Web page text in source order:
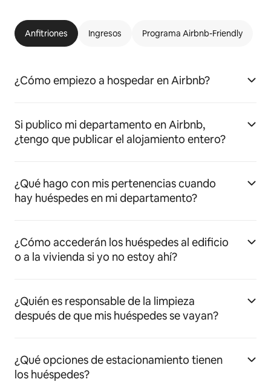
Anfitriones Ingresos Programa Airbnb-Friendly
¿Cómo empiezo a hospedar en Airbnb?
Si publico mi departamento en Airbnb,
¿tengo que publicar el alojamiento entero?
¿Qué hago con mis pertenencias cuando
hay huéspedes en mi departamento?
¿Cómo accederán los huéspedes al edificio
o a la vivienda si yo no estoy ahí?
¿Quién es responsable de la limpieza
después de que mis huéspedes se vayan?
¿Qué opciones de estacionamiento tienen
los huéspedes?